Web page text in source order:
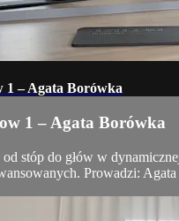
1 – Agata Borówka
1 – Agata Borówka
stóp do głów w
Prowadzi: